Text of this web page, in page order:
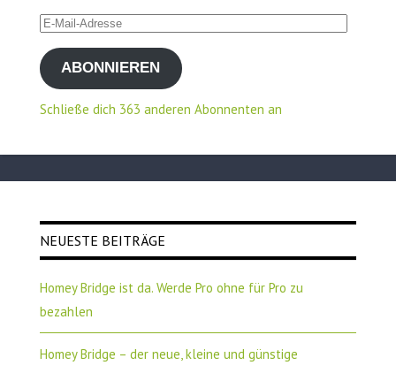
E-
Mail-
AdresseABONNIEREN
Schließe dich 363 anderen Abonnenten an
NEUESTE BEITRÄGE
Homey Bridge ist da. Werde Pro ohne für Pro zu
bezahlen
Homey Bridge – der neue, kleine und günstige